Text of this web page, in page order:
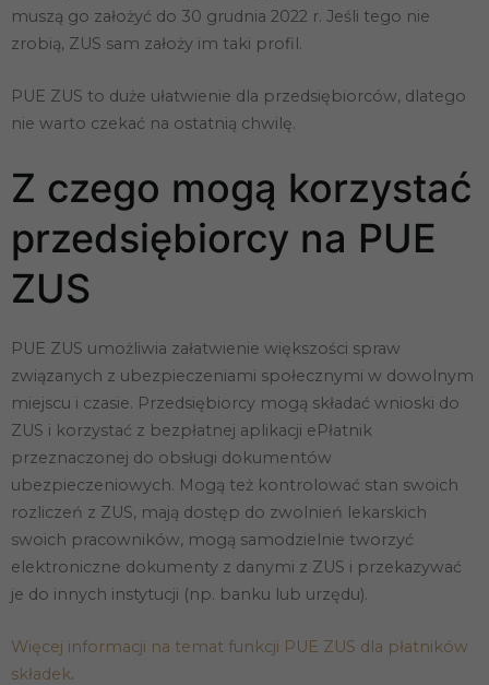
muszą go założyć do 30 grudnia 2022 r. Jeśli tego nie
zrobią, ZUS sam założy im taki profil.
PUE ZUS to duże ułatwienie dla przedsiębiorców, dlatego
nie warto czekać na ostatnią chwilę.
Z czego mogą korzystać
przedsiębiorcy na PUE
ZUS
PUE ZUS umożliwia załatwienie większości spraw
związanych z ubezpieczeniami społecznymi w dowolnym
miejscu i czasie. Przedsiębiorcy mogą składać wnioski do
ZUS i korzystać z bezpłatnej aplikacji ePłatnik
przeznaczonej do obsługi dokumentów
ubezpieczeniowych. Mogą też kontrolować stan swoich
rozliczeń z ZUS, mają dostęp do zwolnień lekarskich
swoich pracowników, mogą samodzielnie tworzyć
elektroniczne dokumenty z danymi z ZUS i przekazywać
je do innych instytucji (np. banku lub urzędu).
Więcej informacji na temat funkcji PUE ZUS dla płatników
składek.